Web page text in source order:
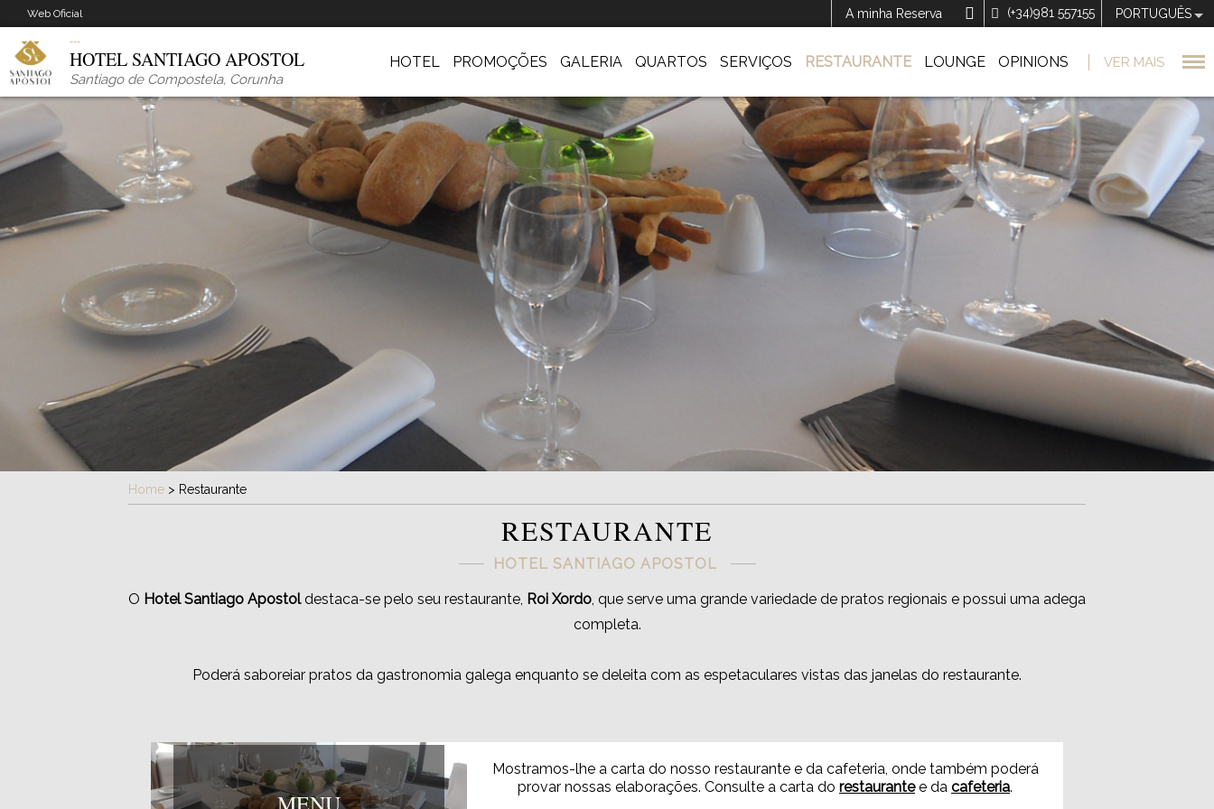
Web Oficial A minha Reserva (+34)981 557155 PORTUGUÊS
HOTEL SANTIAGO APOSTOL
Santiago de Compostela, Corunha
HOTEL PROMOÇÕES GALERIA QUARTOS SERVIÇOS RESTAURANTE LOUNGE OPINIONS VER MAIS
Home > Restaurante
RESTAURANTE
HOTEL SANTIAGO APOSTOL
O Hotel Santiago Apostoldestaca-se pelo seu restaurante, Roi Xordo, que serve uma grande variedade de pratos regionais e possui uma adega
completa.
Poderá saboreiar pratos da gastronomia galega enquanto se deleita com as espetaculares vistas das janelas do restaurante.
MENU
Mostramos-lhe a carta do nosso restaurante e da cafeteria, onde também poderá
provar nossas elaborações. Consulte a carta do restaurantee da cafeteria.